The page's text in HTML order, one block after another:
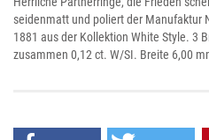
seidenmatt und poliert der Manufaktur
1881 aus der Kollektion White Style. 3
zusammen 0,12 ct. W/SI. Breite 6,00